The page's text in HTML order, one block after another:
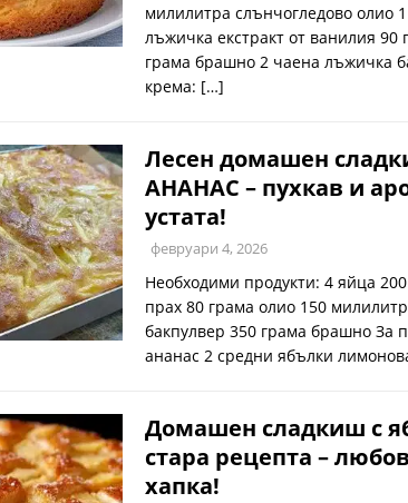
милилитра слънчогледово олио
лъжичка екстракт от ванилия 90
грама брашно 2 чаена лъжичка
крема: […]
Лесен домашен
АНАНАС – пухкав и
устата!
февруари 4, 2026
Необходими продукти: 4 яйца
прах 80 грама олио 150
бакпулвер 350 грама брашно За
ананас 2 средни ябълки
Домашен сладкиш с
стара рецепта –
хапка!